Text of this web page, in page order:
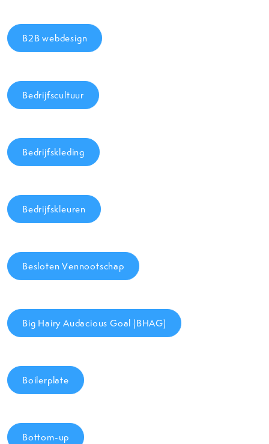
B2B webdesign
Bedrijfscultuur
Bedrijfskleding
Bedrijfskleuren
Besloten Vennootschap
Big Hairy Audacious Goal (BHAG)
Boilerplate
Bottom-up